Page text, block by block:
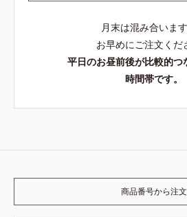
月末は混み合いま
お早めにご注文くだ
平日のお昼前後が比較的つ
時間帯です。
商品番号から注文